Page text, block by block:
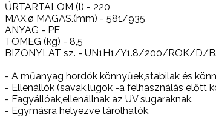
ŰRTARTALOM (l) - 220
MAX.ø MAGAS.(mm) - 581/935
ANYAG - PE
TÖMEG (kg) - 8,5
BIZONYLAT sz. - UN1H1/Y1.8/200/ROK/D/
- A műanyag hordók könnyűek,stabilak és
- Ellenállók (savak,lúgok -a felhasználás előtt
- Fagyállóak,ellenállnak az UV sugaraknak.
- Egymásra helyezve tárolhatók.